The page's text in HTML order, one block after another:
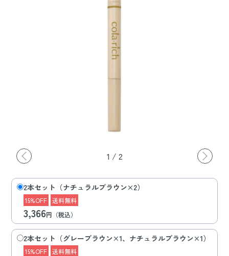
1 / 2
2本セット（ナチュラルブラウン×2）
15%OFF 送料無料
3,366円（税込）
2本セット（グレーブラウン×1、ナチュラルブラウン×1）
15%OFF 送料無料